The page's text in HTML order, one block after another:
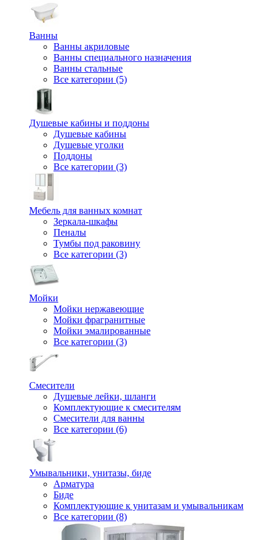
Ванны
Ванны акриловые
Ванны специального назначения
Ванны стальные
Все категории (5)
Душевые кабины и поддоны
Душевые кабины
Душевые уголки
Поддоны
Все категории (3)
Мебель для ванных комнат
Зеркала-шкафы
Пеналы
Тумбы под раковину
Все категории (3)
Мойки
Мойки нержавеющие
Мойки фрагранитные
Мойки эмалированные
Все категории (3)
Смесители
Душевые лейки, шланги
Комплектующие к смесителям
Смесители для ванны
Все категории (6)
Умывальники, унитазы, биде
Арматура
Биде
Комплектующие к унитазам и умывальникам
Все категории (8)